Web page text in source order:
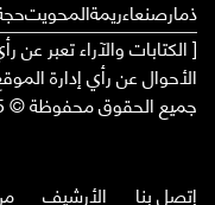
ذمارصنعاءريمةالمحويت
[ الكتابات والآراء تعبر
الأحوال عن رأي إدارة
جميع الحقوق محفوظة © 2015 - 2026
إتصل بنا الأرشيف